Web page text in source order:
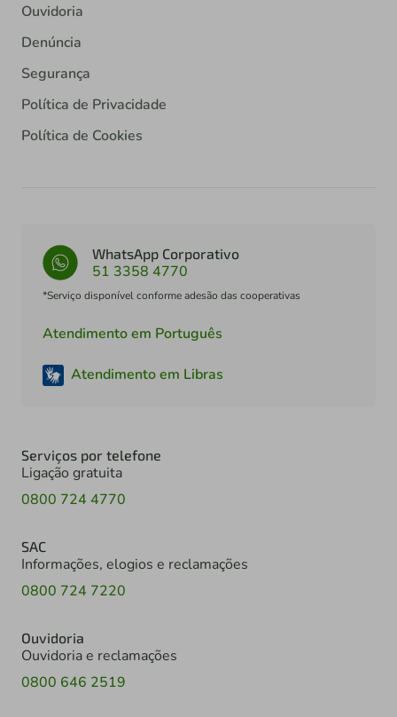
Ouvidoria
Denúncia
Segurança
Política de Privacidade
Política de Cookies
WhatsApp Corporativo
51 3358 4770
*Serviço disponível conforme adesão das cooperativas
Atendimento em Português
Atendimento em Libras
Serviços por telefone
Ligação gratuita
0800 724 4770
SAC
Informações, elogios e reclamações
0800 724 7220
Ouvidoria
Ouvidoria e reclamações
0800 646 2519